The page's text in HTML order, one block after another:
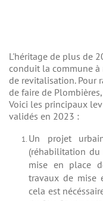
L'héritage de plus de
conduit la commune
de revitalisation. Pour
de faire de
Voici les principaux
validés en 2023 :
Un projet
(réhabilitation
mise en place
travaux de mise
cela est